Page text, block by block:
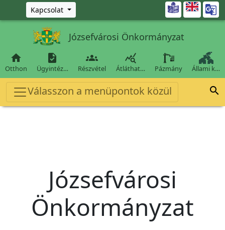
Ugrás a fő tartalomra
Kapcsolat 
Józsefvárosi Önkormányzat

Otthon

Ügyintéz…

Részvétel

Átláthat… Pázmány Állami k…
Válasszon a menüpontok közül 
Józsefvárosi
Önkormányzat